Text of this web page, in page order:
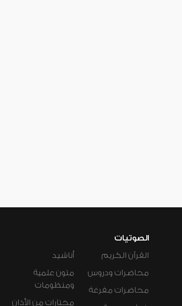
الصوتيات
القرآن الكريم
محاضرات ودروس
محاضرات مفرغة
أناشيد
متون علمية
ومنظومات
مختارات من الأذان